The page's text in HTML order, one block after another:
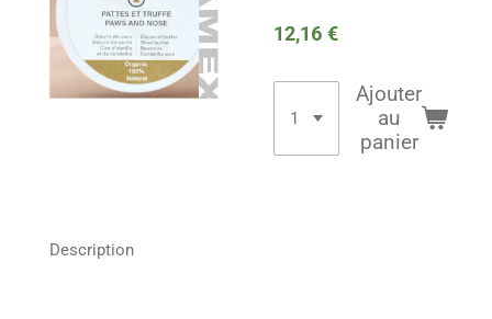
12,16 €
Ajouter
au
panier
Description